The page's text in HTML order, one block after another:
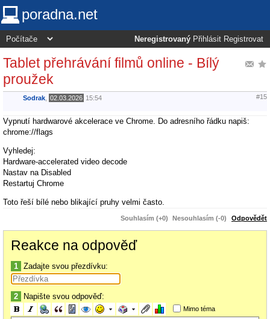
poradna.net
Neregistrovaný Přihlásit Registrovat
Tablet přehrávání filmů online - Bílý
proužek
Sodrak 02.03.2026 15:54 #15
Vypnutí hardwarové akcelerace ve Chrome. Do adresního řádku napiš:
chrome://flags
Vyhledej:
Hardware-accelerated video decode
Nastav na Disabled
Restartuj Chrome
Toto řeší bílé nebo blikající pruhy velmi často.
Souhlasím (+0) Nesouhlasím (-0) Odpovědět
Reakce na odpověď
1 Zadajte svou přezdívku:
2 Napište svou odpověď:
Mimo téma